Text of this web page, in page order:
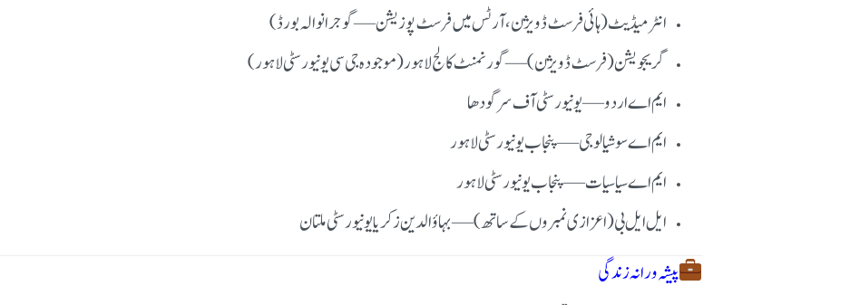
انٹرمیڈیٹ (ہائی فرسٹ ڈویژن، آرٹس میں فرسٹ پوزیشن — گوجرانوالہ بورڈ)
گریجویشن (فرسٹ ڈویژن) — گورنمنٹ کالج لاہور (موجودہ جی سی یونیورسٹی لاہور)
ایم اے اردو — یونیورسٹی آف سرگودھا
ایم اے سوشیالوجی — پنجاب یونیورسٹی لاہور
ایم اے سیاسیات — پنجاب یونیورسٹی لاہور
ایل ایل بی (اعزازی نمبروں کے ساتھ) — بہاؤالدین زکریا یونیورسٹی ملتان
پیشہ ورانہ زندگی